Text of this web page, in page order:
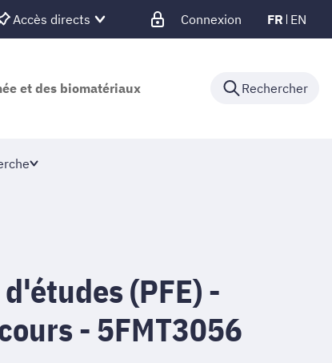
Accès directs Connexion FR EN
et des biomatériaux Rechercher
(PFE) -
- 5FMT3056